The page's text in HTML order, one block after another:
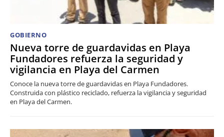
GOBIERNO
Nueva torre de guardavidas en Playa
Fundadores refuerza la seguridad y
vigilancia en Playa del Carmen
Conoce la nueva torre de guardavidas en Playa Fundadores.
Construida con plástico reciclado, refuerza la vigilancia y seguridad
en Playa del Carmen.